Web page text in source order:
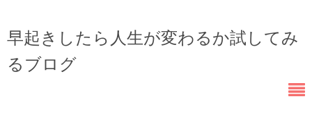
早起きしたら人生が変わるか試してみ
るブログ